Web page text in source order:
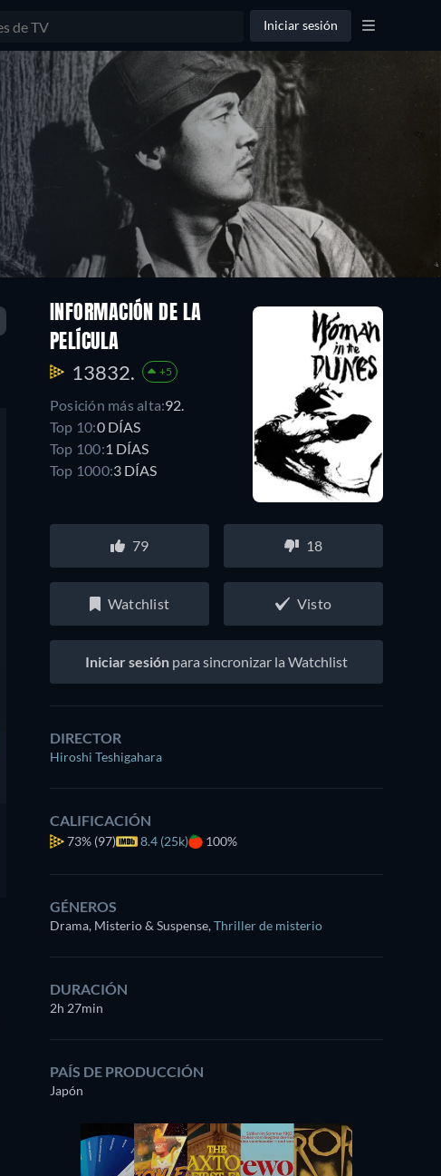
Iniciar sesión
INFORMACIÓN DE LA
PELÍCULA
13832. +5
Posición más alta:92.
Top 10:0 DÍAS
Top 100:1 DÍAS
Top 1000:3 DÍAS
79 18
Watchlist Visto
Iniciar sesión para sincronizar la Watchlist
DIRECTOR
Hiroshi Teshigahara
CALIFICACIÓN
73% (97) 8.4 (25k) 100%
GÉNEROS
Drama, Misterio & Suspense,Thriller de misterio
DURACIÓN
2h 27min
PAÍS DE PRODUCCIÓN
Japón